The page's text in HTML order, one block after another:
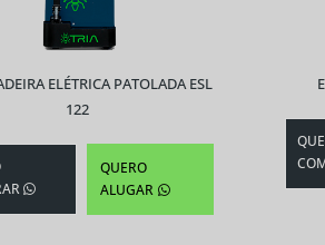
ELÉTRICA PATOLADA ESL
122
QUERO
ALUGAR